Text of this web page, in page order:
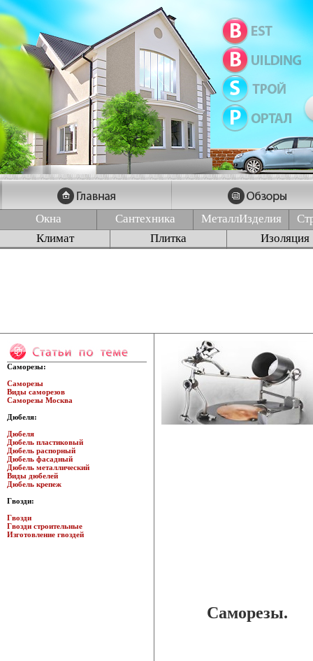
Окна Сантехника МеталлИзделия
Климат
Плитка Изоляция
Саморезы:
Саморезы
Виды саморезов
Саморезы Москва
Дюбеля:
Дюбеля
Дюбель пластиковый
Дюбель распорный
Дюбель фасадный
Дюбель металлический
Виды дюбелей
Дюбель крепеж
Гвозди:
Гвозди
Гвозди строительные
Изготовление гвоздей
Саморезы.